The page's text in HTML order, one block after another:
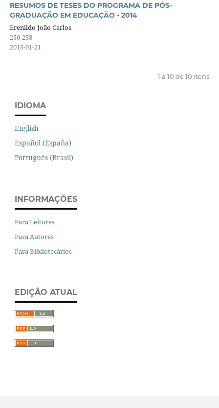
RESUMOS DE TESES DO PROGRAMA DE PÓS-
GRADUAÇÃO EM EDUCAÇÃO - 2014
Erenildo João Carlos
250-258
2015-01-21
1 a 10 de 10 itens
IDIOMA
English
Español (España)
Português (Brasil)
INFORMAÇÕES
Para Leitores
Para Autores
Para Bibliotecários
EDIÇÃO ATUAL